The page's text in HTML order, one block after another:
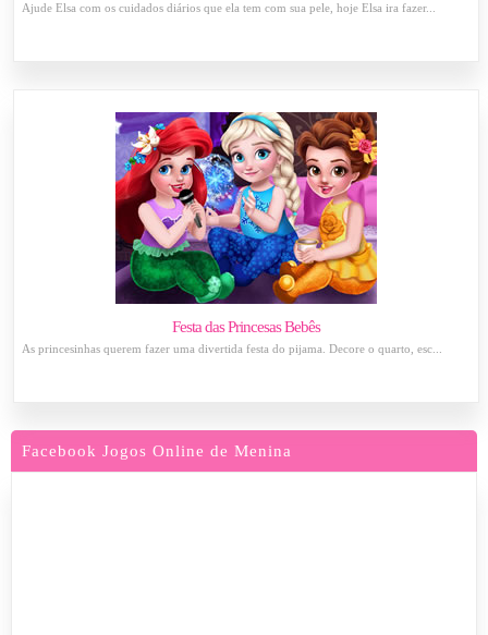
Ajude Elsa com os cuidados diários que ela tem com sua pele, hoje Elsa ira fazer...
Festa das Princesas Bebês
As princesinhas querem fazer uma divertida festa do pijama. Decore o quarto, esc...
Facebook Jogos Online de Menina